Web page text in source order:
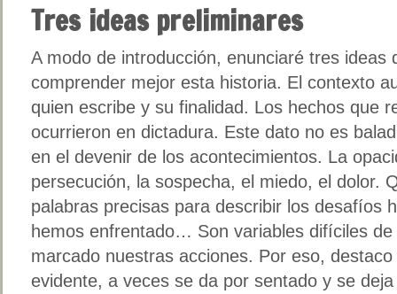
Tres ideas preliminares
A modo de introducción, enunciaré tres ideas
comprender mejor esta historia. El contexto
quien escribe y su finalidad. Los hechos que
ocurrieron en dictadura. Este dato no es
en el devenir de los acontecimientos. La
persecución, la sospecha, el miedo, el dolor.
palabras precisas para describir los desafíos
hemos enfrentado… Son variables difíciles
marcado nuestras acciones. Por eso,
evidente, a veces se da por sentado y se